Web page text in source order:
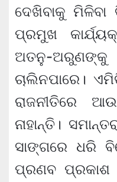
ଦେଖିବାକୁ
ପ୍ରମୁଖ
ଅତନୁ-
ଚାଲିନପାରେ।
ରାଜନୀତିରେ
ନାହାନ୍ତି।
ସାଙ୍ଗରେ ଧରି
ପ୍ରଣବ